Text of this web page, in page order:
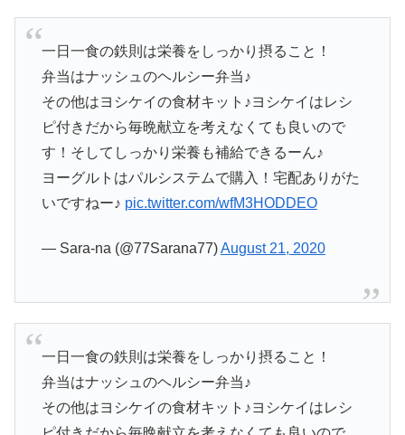
一日一食の鉄則は栄養をしっかり摂ること！
弁当はナッシュのヘルシー弁当♪
その他はヨシケイの食材キット♪ヨシケイはレシ
ピ付きだから毎晩献立を考えなくても良いので
す！そしてしっかり栄養も補給できるーん♪
ヨーグルトはパルシステムで購入！宅配ありがた
いですねー♪ pic.twitter.com/wfM3HODDEO
— Sara-na (@77Sarana77)August 21, 2020
一日一食の鉄則は栄養をしっかり摂ること！
弁当はナッシュのヘルシー弁当♪
その他はヨシケイの食材キット♪ヨシケイはレシ